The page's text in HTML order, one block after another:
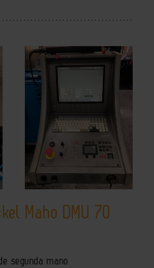
Maho DMU 70
segunda mano